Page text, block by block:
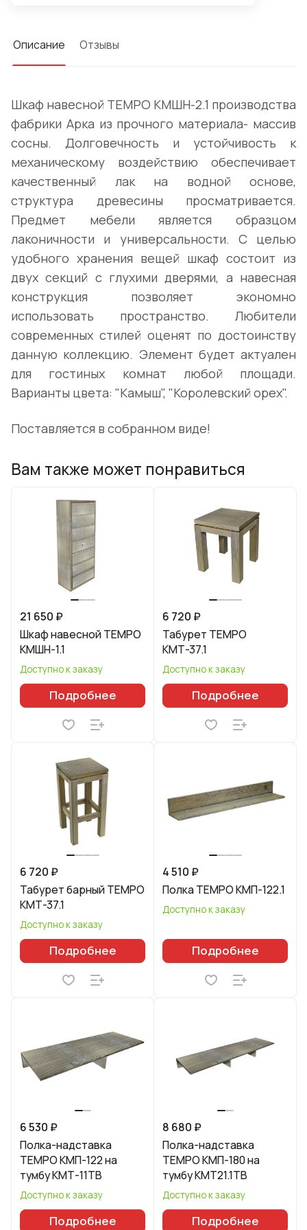
Описание Отзывы
Шкаф навесной TEMPO КМШН-2.1 производства
фабрики Арка из прочного материала- массив
сосны. Долговечность и устойчивость к
механическому воздействию обеспечивает
качественный лак на водной основе,
структура древесины просматривается.
Предмет мебели является образцом
лаконичности и универсальности. С целью
удобного хранения вещей шкаф состоит из
двух секций с глухими дверями, а навесная
конструкция позволяет экономно
использовать пространство. Любители
современных стилей оценят по достоинству
данную коллекцию. Элемент будет актуален
для гостиных комнат любой площади.
Варианты цвета: "Камыш", "Королевский орех".
Поставляется в собранном виде!
Вам также может понравиться
21 650 ₽
Шкаф навесной TEMPO
КМШН-1.1
Доступно к заказу
Подробнее
6 720 ₽
Табурет TEMPO
КМТ-37.1
Доступно к заказу
Подробнее
6 720 ₽
Табурет барный TEMPO
КМТ-37.1
Доступно к заказу
Подробнее
4 510 ₽
Полка TEMPO КМП-122.1
Доступно к заказу
Подробнее
6 530 ₽
Полка-надставка
TEMPO КМП-122 на
тумбу КМТ-11ТВ
Доступно к заказу
Подробнее
8 680 ₽
Полка-надставка
TEMPO КМП-180 на
тумбу КМТ21.1ТВ
Доступно к заказу
Подробнее